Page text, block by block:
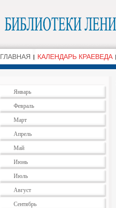
ГЛАВНАЯ КАЛЕНДАРЬ КРАЕВЕДА
Январь
Февраль
Март
Апрель
Май
Июнь
Июль
Август
Сентябрь